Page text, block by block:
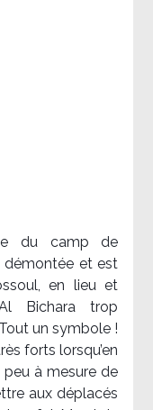
du camp de
démontée et est
en lieu et
Bichara trop
un symbole !
forts lorsqu’en
peu à mesure de
aux déplacés